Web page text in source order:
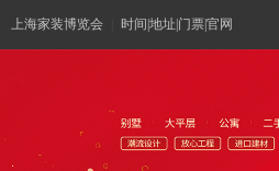
上海家装博览会 时间|地址|门票|官网